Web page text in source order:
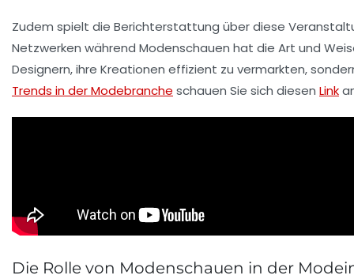
Zudem spielt die Berichterstattung über diese
Netzwerken während Modenschauen hat die Art und
Designern, ihre Kreationen effizient zu vermarkten,
Trends in der Modebranche schauen Sie sich diesen Link
Die Rolle von Modenschauen in der